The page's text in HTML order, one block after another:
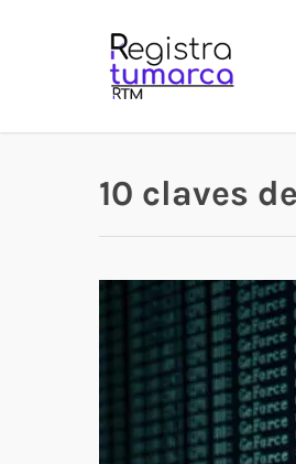
10 claves